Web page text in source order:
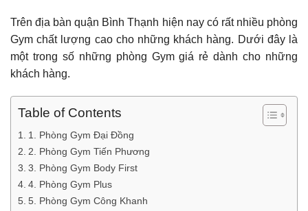
Trên địa bàn quận Bình Thạnh hiện nay có rất nhiều phòng
Gym chất lượng cao cho những khách hàng. Dưới đây là
một trong số những phòng Gym giá rẻ dành cho những
khách hàng.
Table of Contents
1. Phòng Gym Đại Đồng
2. Phòng Gym Tiến Phương
3. Phòng Gym Body First
4. Phòng Gym Plus
5. Phòng Gym Công Khanh